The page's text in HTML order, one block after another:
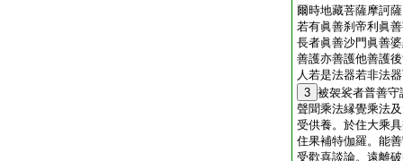
爾時地藏菩薩摩訶
若有眞善刹帝利眞
長者眞善沙門眞善
善護亦善護他善護
人若是法器若非法
3 被袈裟者普善
聲聞乘法縁覺乘法
受供養。於住大乘
住果補特伽羅。能
受歡喜談論。遠離